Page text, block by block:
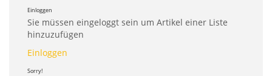
Einloggen
Sie müssen eingeloggt sein um Artikel einer Liste
hinzuzufügen
Einloggen
Sorry!